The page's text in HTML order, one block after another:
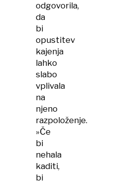
odgovorila,
da
bi
opustitev
kajenja
lahko
slabo
vplivala
na
njeno
razpoloženje.
»Če
bi
nehala
kaditi,
bi